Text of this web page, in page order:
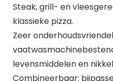
Steak, grill- en
klassieke pizza.
Zeer
levensmiddelen en
Combineerbaar: